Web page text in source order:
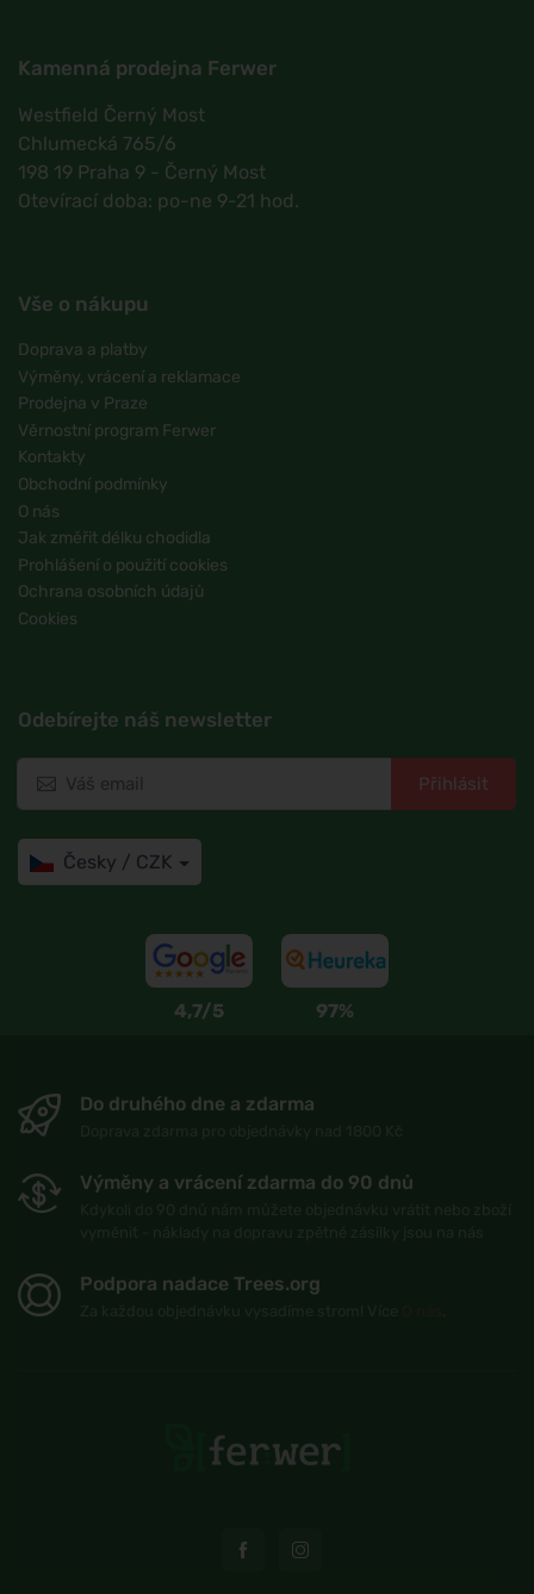
Kamenná prodejna Ferwer
Westfield Černý Most
Chlumecká 765/6
198 19 Praha 9 - Černý Most
Otevírací doba: po-ne 9-21 hod.
Vše o nákupu
Doprava a platby
Výměny, vrácení a reklamace
Prodejna v Praze
Věrnostní program Ferwer
Kontakty
Obchodní podmínky
O nás
Jak změřit délku chodidla
Prohlášení o použití cookies
Ochrana osobních údajů
Cookies
Odebírejte náš newsletter
Přihlásit
Česky / CZK
4,7/5 97%
Do druhého dne a zdarma
Výměny a vrácení zdarma do 90 dnů
Podpora nadace Trees.org